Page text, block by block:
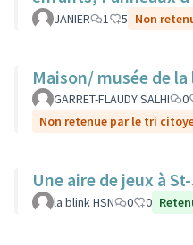
JANIER 1 5 Non
Maison/ musée de
GARRET-FLAUDY SALHI 0
Non retenue par le tri
Une aire de jeux à
la blink HSN 0 0